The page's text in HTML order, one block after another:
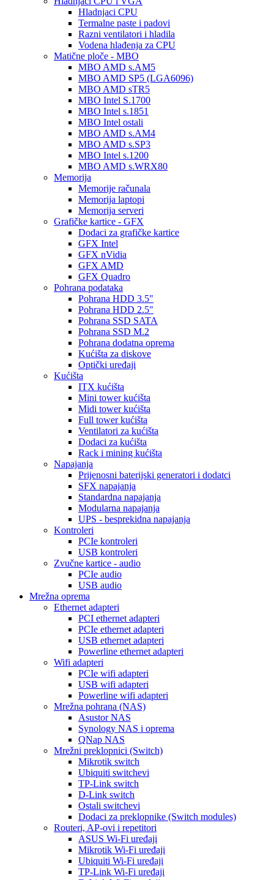
Hladnjaci CPU
Termalne paste i padovi
Razni ventilatori i hladila
Vodena hlađenja za CPU
Matične ploče - MBO
MBO AMD s.AM5
MBO AMD SP5 (LGA6096)
MBO AMD sTR5
MBO Intel S.1700
MBO Intel s.1851
MBO Intel ostali
MBO AMD s.AM4
MBO AMD s.SP3
MBO Intel s.1200
MBO AMD s.WRX80
Memorija
Memorije računala
Memorija laptopi
Memorija serveri
Grafičke kartice - GFX
Dodaci za grafičke kartice
GFX Intel
GFX nVidia
GFX AMD
GFX Quadro
Pohrana podataka
Pohrana HDD 3.5"
Pohrana HDD 2.5"
Pohrana SSD SATA
Pohrana SSD M.2
Pohrana dodatna oprema
Kućišta za diskove
Optički uređaji
Kućišta
ITX kućišta
Mini tower kućišta
Midi tower kućišta
Full tower kućišta
Ventilatori za kućišta
Dodaci za kućišta
Rack i mining kućišta
Napajanja
Prijenosni baterijski generatori i dodatci
SFX napajanja
Standardna napajanja
Modularna napajanja
UPS - besprekidna napajanja
Kontroleri
PCIe kontroleri
USB kontroleri
Zvučne kartice - audio
PCIe audio
USB audio
Mrežna oprema
Ethernet adapteri
PCI ethernet adapteri
PCIe ethernet adapteri
USB ethernet adapteri
Powerline ethernet adapteri
Wifi adapteri
PCIe wifi adapteri
USB wifi adapteri
Powerline wifi adapteri
Mrežna pohrana (NAS)
Asustor NAS
Synology NAS i oprema
QNap NAS
Mrežni preklopnici (Switch)
Mikrotik switch
Ubiquiti switchevi
TP-Link switch
D-Link switch
Ostali switchevi
Dodaci za preklopnike (Switch modules)
Routeri, AP-ovi i repetitori
ASUS Wi-Fi uređaji
Mikrotik Wi-Fi uređaji
Ubiquiti Wi-Fi uređaji
TP-Link Wi-Fi uređaji